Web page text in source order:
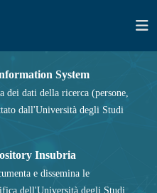
System
dei dati della ricerca (persone,
dall'Università degli Studi
Insubria
e dissemina le
dell'Università degli Studi